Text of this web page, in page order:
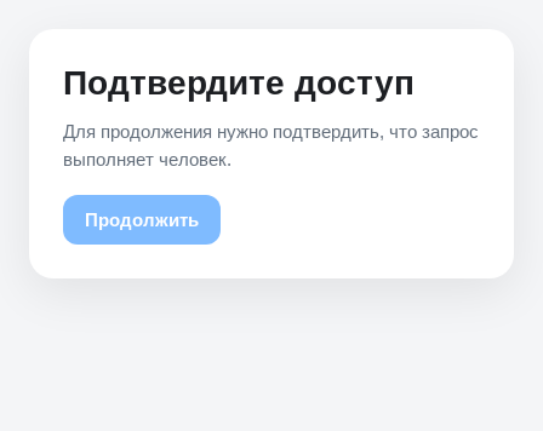
Подтвердите доступ
Для продолжения нужно подтвердить, что запрос
выполняет человек.
Продолжить